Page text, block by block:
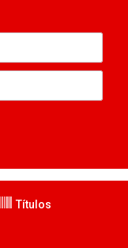
Títulos